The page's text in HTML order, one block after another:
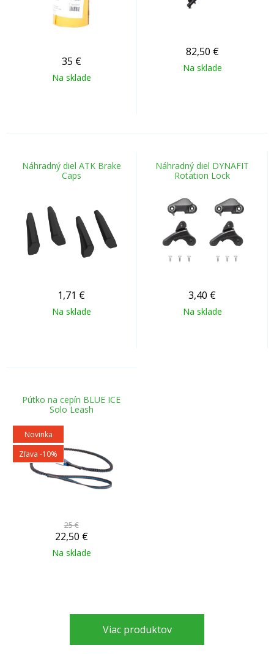
35 €
Na sklade
82,50 €
Na sklade
Náhradný diel ATK Brake
Caps
1,71 €
Na sklade
Náhradný diel DYNAFIT
Rotation Lock
3,40 €
Na sklade
Pútko na cepín BLUE ICE
Solo Leash
Novinka
Zľava -10%
25 €
22,50 €
Na sklade
Viac produktov